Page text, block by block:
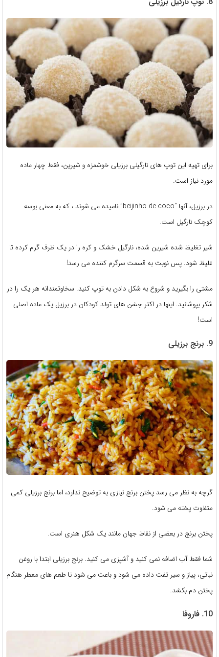
برای تهیه این توپ های نارگیلی برزیلی خوشمزه و شیرین، فقط چهار ماده
مورد نیاز است.
در برزیل، آنها “beijinho de coco” نامیده می شوند ، که به معنی بوسه
کوچک نارگیل است.
شیر تغلیظ شده شیرین شده، نارگیل خشک و کره را در یک ظرف گرم کرده تا
غلیظ شود. پس نوبت به قسمت سرگرم کننده می رسد!
مشتی را بگیرید و شروع به شکل دادن به توپ کنید. سخاوتمندانه هر یک را در
شکر بپوشانید. اینها در اکثر جشن های تولد کودکان در برزیل یک ماده اصلی
است!
9. برنج برزیلی
گرچه به نظر می رسد پختن برنج نیازی به توضیح ندارد، اما برنج برزیلی کمی
متفاوت پخته می شود.
پختن برنج در بعضی از نقاط جهان مانند یک شکل هنری است.
شما فقط آب اضافه نمی کنید و آشپزی می کنید. برنج برزیلی ابتدا با روغن
نباتی، پیاز و سیر تفت داده می شود و باعث می شود تا طعم های معطر هنگام
پختن دم بکشد.
10. فاروفا